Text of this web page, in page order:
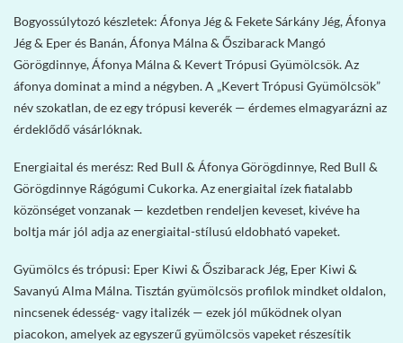
Bogyossúlytozó készletek: Áfonya Jég & Fekete Sárkány Jég, Áfonya
Jég & Eper és Banán, Áfonya Málna & Őszibarack Mangó
Görögdinnye, Áfonya Málna & Kevert Trópusi Gyümölcsök. Az
áfonya dominat a mind a négyben. A „Kevert Trópusi Gyümölcsök”
név szokatlan, de ez egy trópusi keverék — érdemes elmagyarázni az
érdeklődő vásárlóknak.
Energiaital és merész: Red Bull & Áfonya Görögdinnye, Red Bull &
Görögdinnye Rágógumi Cukorka. Az energiaital ízek fiatalabb
közönséget vonzanak — kezdetben rendeljen keveset, kivéve ha
boltja már jól adja az energiaital-stílusú eldobható vapeket.
Gyümölcs és trópusi: Eper Kiwi & Őszibarack Jég, Eper Kiwi &
Savanyú Alma Málna. Tisztán gyümölcsös profilok mindket oldalon,
nincsenek édesség- vagy italizék — ezek jól működnek olyan
piacokon, amelyek az egyszerű gyümölcsös vapeket részesítik